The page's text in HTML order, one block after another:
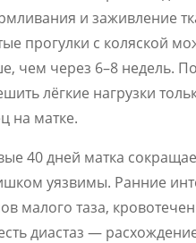
и заживление
прогулки с коляской
чем через 6–8 недель.
лёгкие нагрузки
на матке.
40 дней матка
уязвимы. Ранние
малого таза,
диастаз —